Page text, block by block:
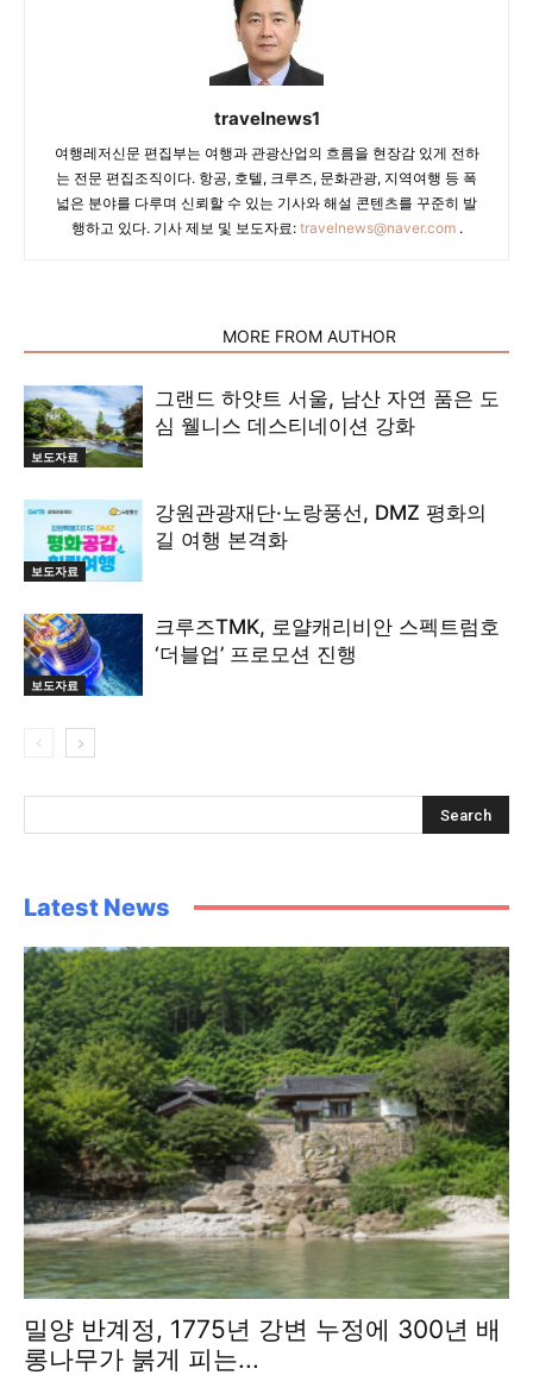
travelnews1
여행레저신문 편집부는 여행과 관광산업의 흐름을 현장감 있게 전하
는 전문 편집조직이다. 항공, 호텔, 크루즈, 문화관광, 지역여행 등 폭
넓은 분야를 다루며 신뢰할 수 있는 기사와 해설 콘텐츠를 꾸준히 발
행하고 있다. 기사 제보 및 보도자료: travelnews@naver.com.
MORE FROM AUTHOR
보도자료
그랜드 하얏트 서울, 남산 자연 품은 도
심 웰니스 데스티네이션 강화
보도자료
강원관광재단·노랑풍선, DMZ 평화의
길 여행 본격화
보도자료
크루즈TMK, 로얄캐리비안 스펙트럼호
‘더블업’ 프로모션 진행
Latest News
밀양 반계정, 1775년 강변 누정에 300년 배
롱나무가 붉게 피는...